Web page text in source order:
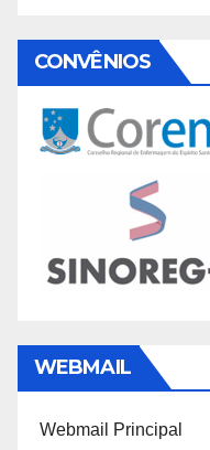
CONVÊNIOS
WEBMAIL
Webmail Principal